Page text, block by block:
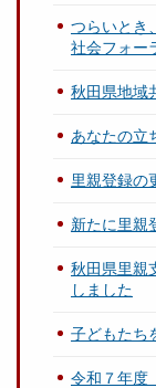
つらいとき
社会フォー
秋田県地域
あなたの立
里親登録の
新たに里親
秋田県里親
しました
子どもた
令和７年度